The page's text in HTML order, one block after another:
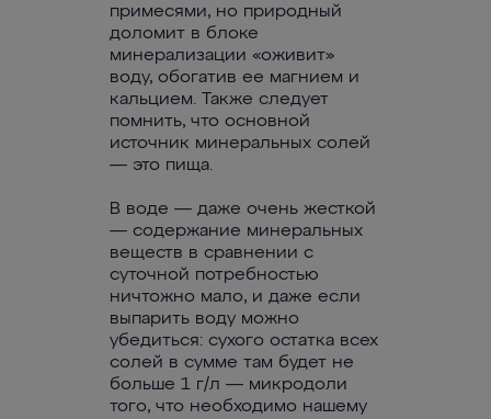
примесями, но природный
доломит в блоке
минерализации «оживит»
воду, обогатив ее магнием и
кальцием. Также следует
помнить, что основной
источник минеральных солей
— это пища.
В воде — даже очень жесткой
— содержание минеральных
веществ в сравнении с
суточной потребностью
ничтожно мало, и даже если
выпарить воду можно
убедиться: сухого остатка всех
солей в сумме там будет не
больше 1 г/л — микродоли
того, что необходимо нашему